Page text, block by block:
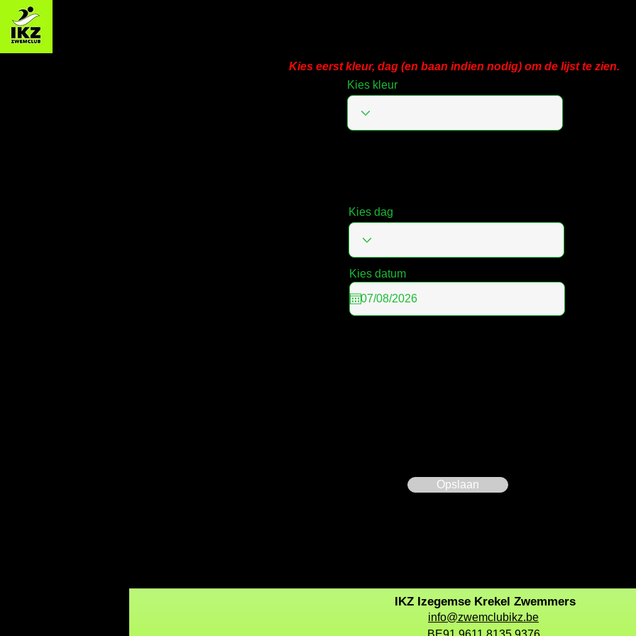
Kies eerst kleur, dag (en baan indien nodig) om de lijst te zien.
Kies kleur
Kies dag
Kies datum
Opslaan
IKZ Izegemse Krekel Zwemmers
info@zwemclubikz.be